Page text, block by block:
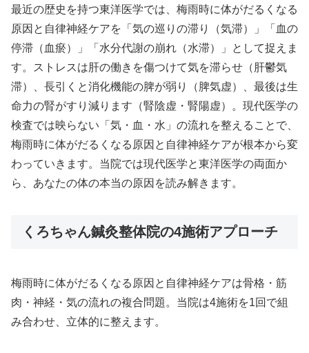
最近の歴史を持つ東洋医学では、梅雨時に体がだるくなる
原因と自律神経ケアを「気の巡りの滞り（気滞）」「血の
停滞（血瘀）」「水分代謝の崩れ（水滞）」として捉えま
す。ストレスは肝の働きを傷つけて気を滞らせ（肝鬱気
滞）、長引くと消化機能の脾が弱り（脾気虚）、最後は生
命力の腎がすり減ります（腎陰虚・腎陽虚）。現代医学の
検査では映らない「気・血・水」の流れを整えることで、
梅雨時に体がだるくなる原因と自律神経ケアが根本から変
わっていきます。当院では現代医学と東洋医学の両面か
ら、あなたの体の本当の原因を読み解きます。
くろちゃん鍼灸整体院の4施術アプローチ
梅雨時に体がだるくなる原因と自律神経ケアは骨格・筋
肉・神経・気の流れの複合問題。当院は4施術を1回で組
み合わせ、立体的に整えます。